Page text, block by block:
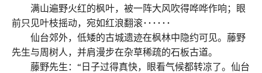
满山遍野火红的枫叶，被一阵大风吹得哗哗作响；眼
前只见叶枝摇动，宛如红浪翻滚･･････
仙台郊外，低矮的古城遗迹在枫林中隐约可见。藤野
先生与周树人，并肩漫步在杂草稀疏的石板古道。
藤野先生：“日子过得真快，眼看气候都转凉了。仙台